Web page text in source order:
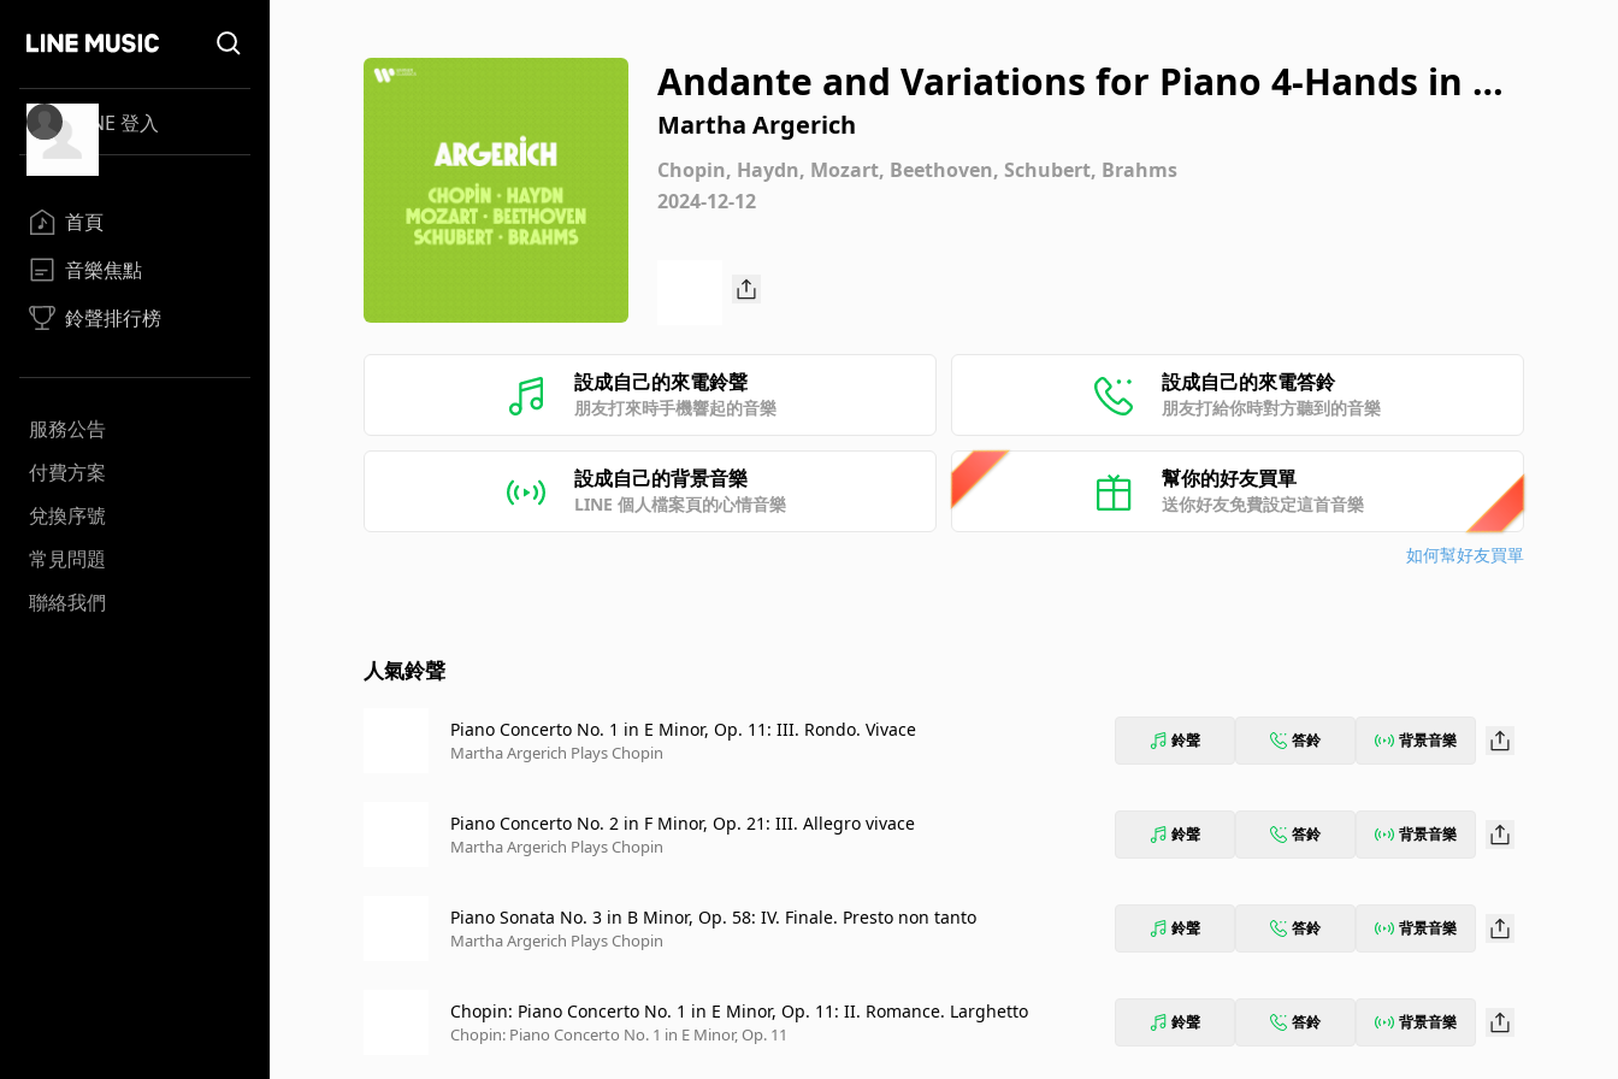
LINE 登入
首頁
音樂焦點
鈴聲排行榜
服務公告
付費方案
兌換序號
常見問題
聯絡我們
Andante and Variations for Piano 4-Hands in G
Major, K. 501
Martha Argerich
Chopin, Haydn, Mozart, Beethoven, Schubert, Brahms
2024-12-12
設成自己的來電鈴聲
朋友打來時手機響起的音樂
設成自己的來電答鈴
朋友打給你時對方聽到的音樂
設成自己的背景音樂
LINE 個人檔案頁的心情音樂
幫你的好友買單
送你好友免費設定這首音樂
如何幫好友買單
人氣鈴聲
Piano Concerto No. 1 in E Minor, Op. 11: III. Rondo. Vivace
Martha Argerich Plays Chopin
鈴聲 答鈴 背景音樂
Piano Concerto No. 2 in F Minor, Op. 21: III. Allegro vivace
Martha Argerich Plays Chopin
鈴聲 答鈴 背景音樂
Piano Sonata No. 3 in B Minor, Op. 58: IV. Finale. Presto non tanto
Martha Argerich Plays Chopin
鈴聲 答鈴 背景音樂
Chopin: Piano Concerto No. 1 in E Minor, Op. 11: II. Romance. Larghetto
Chopin: Piano Concerto No. 1 in E Minor, Op. 11
鈴聲 答鈴 背景音樂